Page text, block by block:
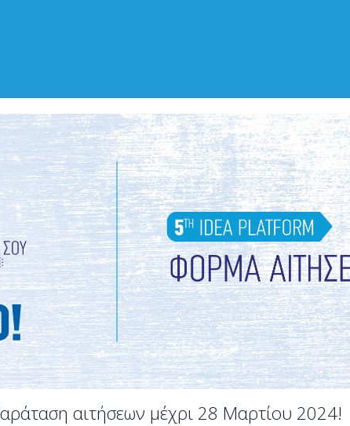
αιτήσεων μέχρι 28 Μαρτίου 2024!